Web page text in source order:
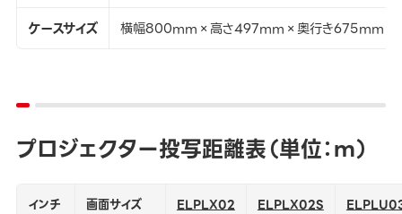
ケースサイズ
横幅800mm×高さ497mm×奥行き675mm
プロジェクター投写距離表（単位：ｍ）
インチ 画面サイズ ELPLX02 ELPLX02S